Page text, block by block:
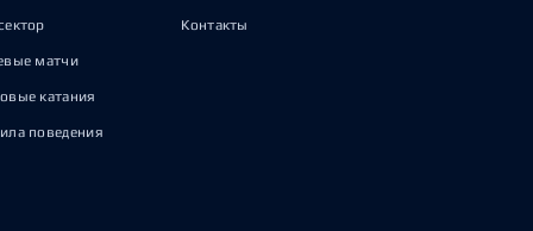
матчи
катания
поведения
Контакты